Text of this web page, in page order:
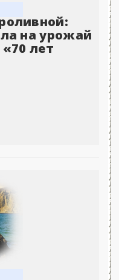
на урожай
лет